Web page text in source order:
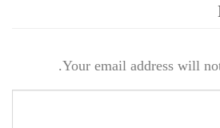
Your email address will